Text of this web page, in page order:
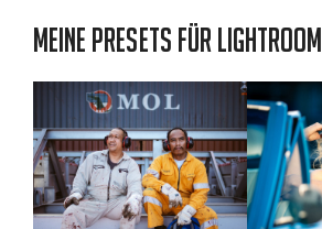
Meine Presets für Lightroom